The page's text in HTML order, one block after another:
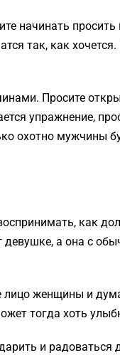
начинать
так, как
Просите
упражнение,
охотно мужчины
как
девушке, а она с
женщины и
тогда хоть
и